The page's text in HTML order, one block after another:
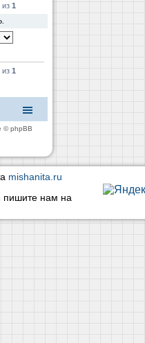
из1
из1
© phpBB
mishanita.ru
пишите нам на